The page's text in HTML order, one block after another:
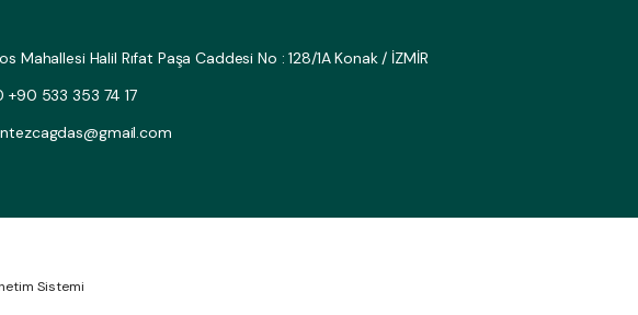
Mahallesi Halil Rıfat Paşa Caddesi No : 128/1A Konak / İZMİR
+90 533 353 74 17
Sistemi